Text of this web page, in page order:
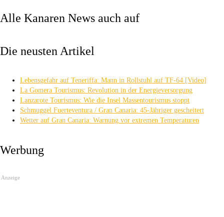
Alle Kanaren News auch auf
Die neusten Artikel
Lebensgefahr auf Teneriffa: Mann in Rollstuhl auf TF-64 [Video]
La Gomera Tourismus: Revolution in der Energieversorgung
Lanzarote Tourismus: Wie die Insel Massentourismus stoppt
Schmuggel Fuerteventura / Gran Canaria: 45-Jähriger gescheitert
Wetter auf Gran Canaria: Warnung vor extremen Temperaturen
Werbung
Anzeige